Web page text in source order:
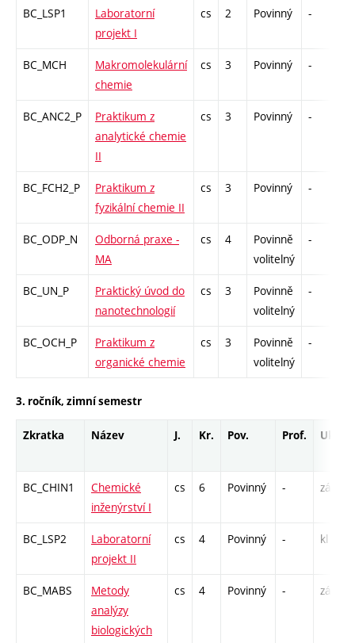
BC_LSP1
Laboratorní
projekt I
cs 2 Povinný -
BC_MCH
Makromolekulární
chemie
cs 3 Povinný -
BC_ANC2_P
Praktikum z
analytické chemie
II
cs 3 Povinný -
BC_FCH2_P
Praktikum z
fyzikální chemie II
cs 3 Povinný -
BC_ODP_N
Odborná praxe -
MA
cs 4
Povinně
volitelný
-
BC_UN_P
Praktický úvod do
nanotechnologií
cs 3
Povinně
volitelný
-
BC_OCH_P
Praktikum z
organické chemie
cs 3
Povinně
volitelný
-
3. ročník, zimní semestr
Zkratka Název J. Kr. Pov. Prof. Uk.
BC_CHIN1
Chemické
inženýrství I
cs 6 Povinný - zá,zk
BC_LSP2
Laboratorní
projekt II
cs 4 Povinný - kl
BC_MABS
Metody
analýzy
biologických
cs 4 Povinný - zá,zk